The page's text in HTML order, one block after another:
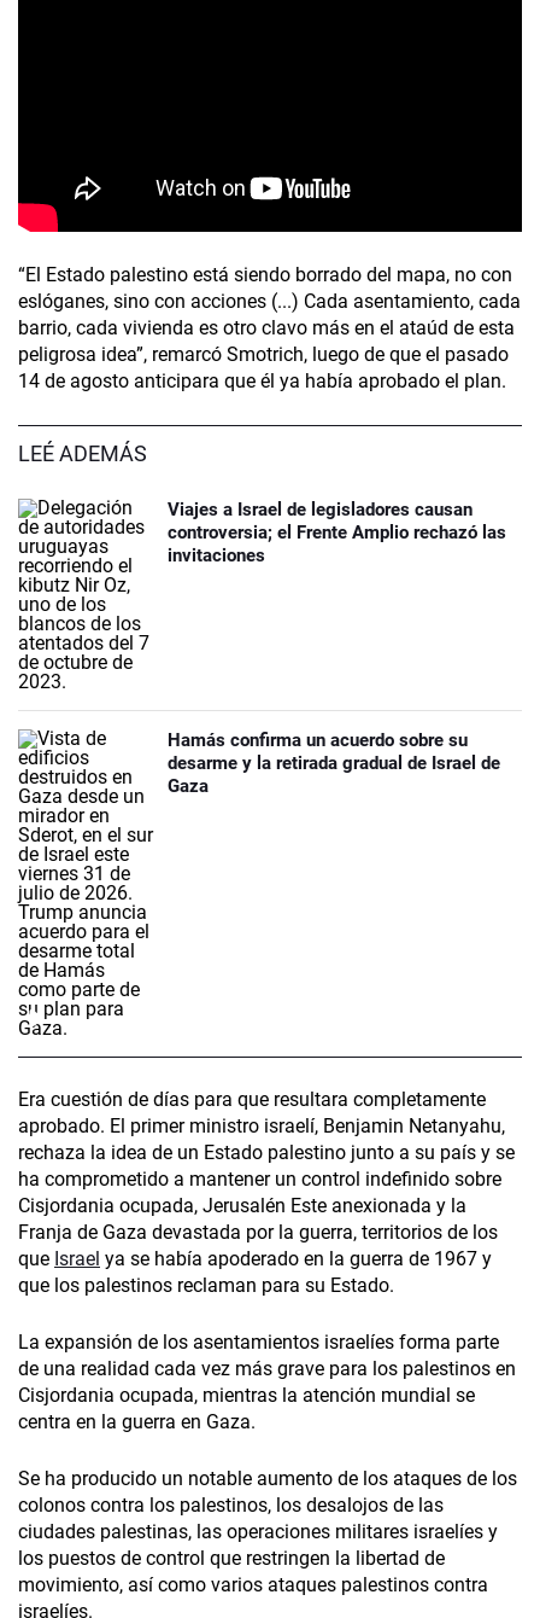
“El Estado palestino está siendo borrado del mapa, no con
eslóganes, sino con acciones (...) Cada asentamiento, cada
barrio, cada vivienda es otro clavo más en el ataúd de esta
peligrosa idea”, remarcó Smotrich, luego de que el pasado
14 de agosto anticipara que él ya había aprobado el plan.
LEÉ ADEMÁS
Viajes a Israel de legisladores causan
controversia; el Frente Amplio rechazó las
invitaciones
Hamás confirma un acuerdo sobre su
desarme y la retirada gradual de Israel de
Gaza
Era cuestión de días para que resultara completamente
aprobado. El primer ministro israelí, Benjamin Netanyahu,
rechaza la idea de un Estado palestino junto a su país y se
ha comprometido a mantener un control indefinido sobre
Cisjordania ocupada, Jerusalén Este anexionada y la
Franja de Gaza devastada por la guerra, territorios de los
que Israel ya se había apoderado en la guerra de 1967 y
que los palestinos reclaman para su Estado.
La expansión de los asentamientos israelíes forma parte
de una realidad cada vez más grave para los palestinos en
Cisjordania ocupada, mientras la atención mundial se
centra en la guerra en Gaza.
Se ha producido un notable aumento de los ataques de los
colonos contra los palestinos, los desalojos de las
ciudades palestinas, las operaciones militares israelíes y
los puestos de control que restringen la libertad de
movimiento, así como varios ataques palestinos contra
israelíes.